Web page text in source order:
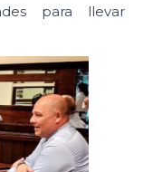
para llevar